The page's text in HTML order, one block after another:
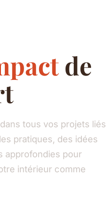
de
tous vos projets liés
pratiques, des idées
approfondies pour
intérieur comme